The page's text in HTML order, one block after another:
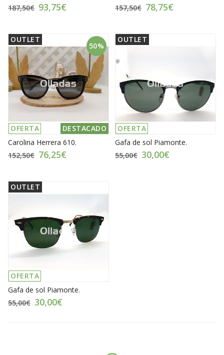
187,50€ 93,75€
157,50€ 78,75€
50%
OFERTA DESTACADO
OUTLET
Carolina Herrera 610.
152,50€ 76,25€
OFERTA
OUTLET
Gafa de sol Piamonte.
55,00€ 30,00€
OFERTA
OUTLET
Gafa de sol Piamonte.
55,00€ 30,00€